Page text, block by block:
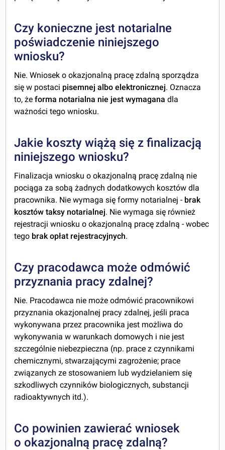
Czy konieczne jest notarialne
poświadczenie niniejszego
wniosku?
Nie. Wniosek o okazjonalną pracę zdalną sporządza
się w postaci pisemnej albo elektronicznej. Oznacza
to, że forma notarialna nie jest wymagana dla
ważności tego wniosku.
Jakie koszty wiążą się z finalizacją
niniejszego wniosku?
Finalizacja wniosku o okazjonalną pracę zdalną nie
pociąga za sobą żadnych dodatkowych kosztów dla
pracownika. Nie wymaga się formy notarialnej - brak
kosztów taksy notarialnej. Nie wymaga się również
rejestracji wniosku o okazjonalną pracę zdalną - wobec
tego brak opłat rejestracyjnych.
Czy pracodawca może odmówić
przyznania pracy zdalnej?
Nie. Pracodawca nie może odmówić pracownikowi
przyznania okazjonalnej pracy zdalnej, jeśli praca
wykonywana przez pracownika jest możliwa do
wykonywania w warunkach domowych i nie jest
szczególnie niebezpieczna (np. prace z czynnikami
chemicznymi, stwarzającymi zagrożenie; prace
związanych ze stosowaniem lub wydzielaniem się
szkodliwych czynników biologicznych, substancji
radioaktywnych itd.).
Co powinien zawierać wniosek
o okazjonalną pracę zdalną?